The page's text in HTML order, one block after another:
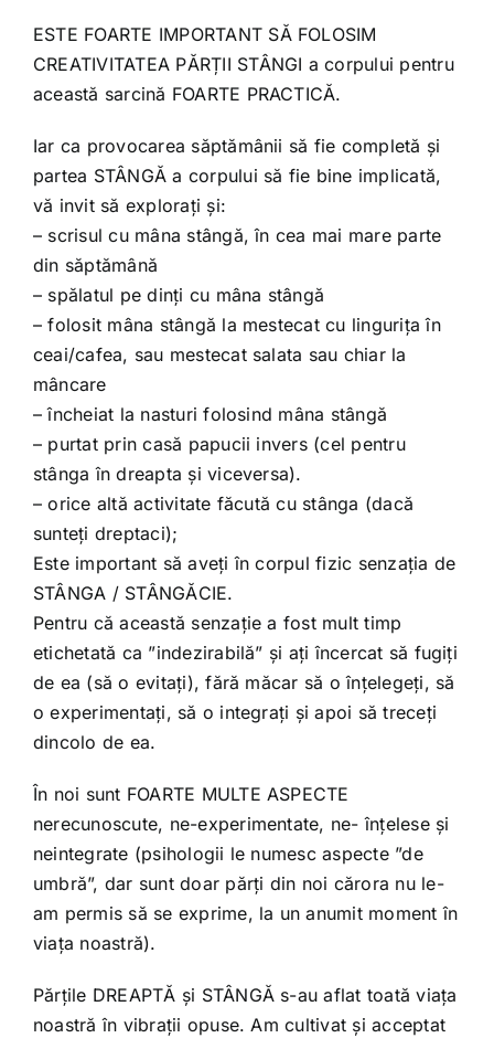
ESTE FOARTE IMPORTANT SĂ FOLOSIM
CREATIVITATEA PĂRȚII STÂNGI a corpului pentru
această sarcină FOARTE PRACTICĂ.
Iar ca provocarea săptămânii să fie completă și
partea STÂNGĂ a corpului să fie bine implicată,
vă invit să explorați și:
– scrisul cu mâna stângă, în cea mai mare parte
din săptămână
– spălatul pe dinți cu mâna stângă
– folosit mâna stângă la mestecat cu lingurița în
ceai/cafea, sau mestecat salata sau chiar la
mâncare
– încheiat la nasturi folosind mâna stângă
– purtat prin casă papucii invers (cel pentru
stânga în dreapta și viceversa).
– orice altă activitate făcută cu stânga (dacă
sunteți dreptaci);
Este important să aveți în corpul fizic senzația de
STÂNGA / STÂNGĂCIE.
Pentru că această senzație a fost mult timp
etichetată ca ”indezirabilă” și ați încercat să fugiți
de ea (să o evitați), fără măcar să o înțelegeți, să
o experimentați, să o integrați și apoi să treceți
dincolo de ea.
În noi sunt FOARTE MULTE ASPECTE
nerecunoscute, ne-experimentate, ne- înțelese și
neintegrate (psihologii le numesc aspecte ”de
umbră”, dar sunt doar părți din noi cărora nu le-
am permis să se exprime, la un anumit moment în
viața noastră).
Părțile DREAPTĂ și STÂNGĂ s-au aflat toată viața
noastră în vibrații opuse. Am cultivat și acceptat